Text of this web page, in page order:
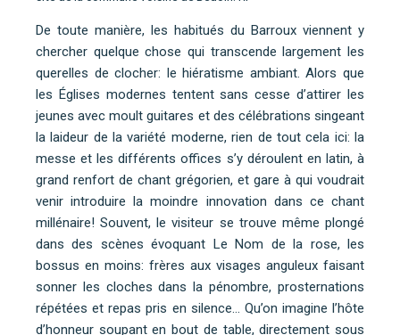
De toute manière, les habitués du Barroux viennent y
chercher quelque chose qui transcende largement les
querelles de clocher: le hiératisme ambiant. Alors que
les Églises modernes tentent sans cesse d’attirer les
jeunes avec moult guitares et des célébrations singeant
la laideur de la variété moderne, rien de tout cela ici: la
messe et les différents offices s’y déroulent en latin, à
grand renfort de chant grégorien, et gare à qui voudrait
venir introduire la moindre innovation dans ce chant
millénaire! Souvent, le visiteur se trouve même plongé
dans des scènes évoquant Le Nom de la rose, les
bossus en moins: frères aux visages anguleux faisant
sonner les cloches dans la pénombre, prosternations
répétées et repas pris en silence… Qu’on imagine l’hôte
d’honneur soupant en bout de table, directement sous